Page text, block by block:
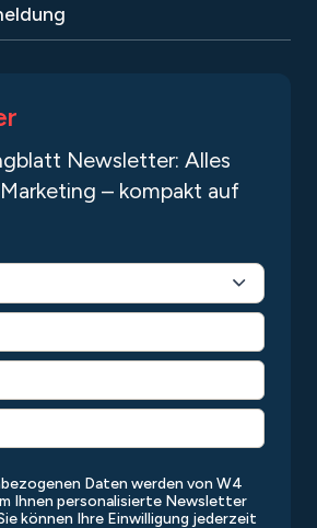
Newsletter: Alles
– kompakt auf
Daten werden von W4
Ihnen personalisierte Newsletter
können Ihre Einwilligung jederzeit